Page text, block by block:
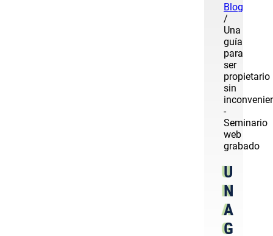
Blog
/
Una
guía
para
ser
propietario
sin
-
Seminario
web
grabado
U
N
A
G